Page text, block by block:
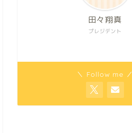
プレジデント
田々翔真
＼ Follow me ／